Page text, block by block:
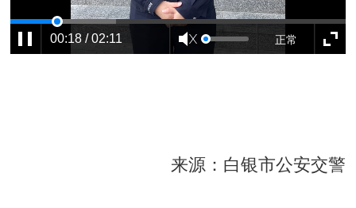
00:18 / 02:11 正常
来源：白银市公安交警